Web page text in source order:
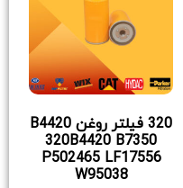
320 فیلتر روغن B4420
320B4420 B7350
P502465 LF17556
W95038